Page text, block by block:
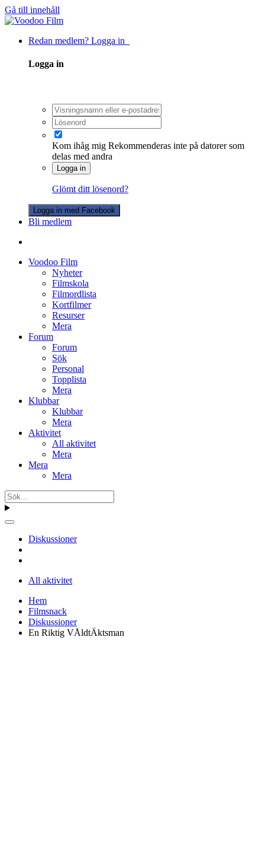
Gå till innehåll
Redan medlem? Logga in
Logga in
Kom ihåg mig Rekommenderas inte på datorer som
delas med andra
Logga in
Glömt ditt lösenord?
Logga in med Facebook
Bli medlem
Voodoo Film
Nyheter
Filmskola
Filmordlista
Kortfilmer
Resurser
Mera
Forum
Forum
Sök
Personal
Topplista
Mera
Klubbar
Klubbar
Mera
Aktivitet
All aktivitet
Mera
Mera
Mera
Diskussioner
All aktivitet
Hem
Filmsnack
Diskussioner
En Riktig VÅldtÄktsman